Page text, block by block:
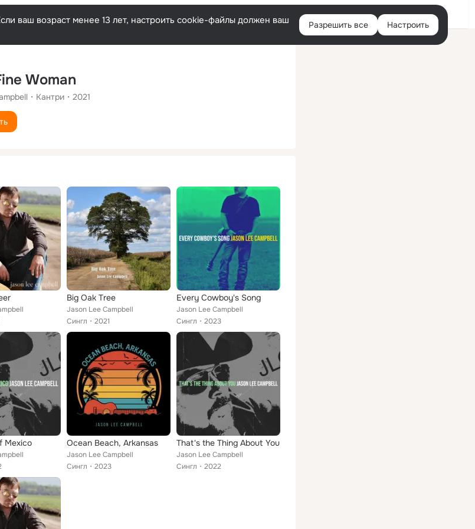
Русский Войти
ваш возраст менее 13 лет, настроить cookie-файлы должен ваш
Разрешить все Настроить
Woman
Кантри 2021
Big Oak Tree
Jason Lee Campbell
Сингл
2021
Every Cowboy's Song
Jason Lee Campbell
Сингл
2023
Mexico Ocean Beach, Arkansas
Jason Lee Campbell
Сингл
2023
That's the Thing About You
Jason Lee Campbell
Сингл
2022